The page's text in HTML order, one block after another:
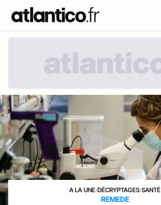
A LA UNE›DÉCRYPTAGES›SANTÉ
REMEDE